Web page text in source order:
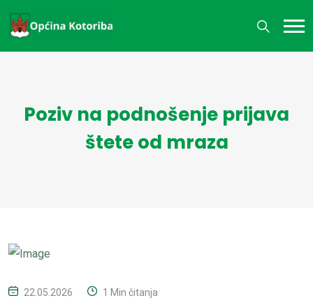
Poziv na podnošenje prijava
štete od mraza
22.05.2026 1 Min čitanja